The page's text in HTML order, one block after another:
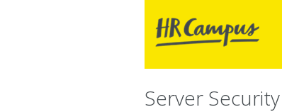
Server